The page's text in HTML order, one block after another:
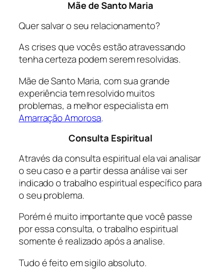
Mãe de Santo Maria
Quer salvar o seu relacionamento?
As crises que vocês estão atravessando
tenha certeza podem serem resolvidas.
Mãe de Santo Maria, com sua grande
experiência tem resolvido muitos
problemas, a melhor especialista em
Amarração Amorosa.
Consulta Espiritual
Através da consulta espiritual ela vai analisar
o seu caso e a partir dessa análise vai ser
indicado o trabalho espiritual específico para
o seu problema.
Porém é muito importante que você passe
por essa consulta, o trabalho espiritual
somente é realizado após a analise.
Tudo é feito em sigilo absoluto.